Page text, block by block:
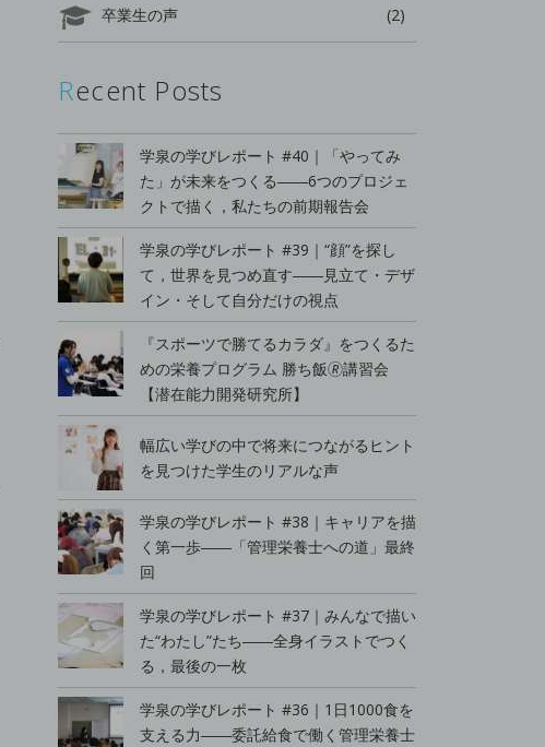
卒業生の声 (2)
Recent Posts
学泉の学びレポート #40｜「やってみ
た」が未来をつくる――6つのプロジェ
クトで描く，私たちの前期報告会
学泉の学びレポート #39｜“顔”を探し
て，世界を見つめ直す――見立て・デザ
イン・そして自分だけの視点
『スポーツで勝てるカラダ』をつくるた
めの栄養プログラム 勝ち飯🄬講習会
【潜在能力開発研究所】
幅広い学びの中で将来につながるヒント
を見つけた学生のリアルな声
学泉の学びレポート #38｜キャリアを描
く第一歩――「管理栄養士への道」最終
回
学泉の学びレポート #37｜みんなで描い
た“わたし”たち――全身イラストでつく
る，最後の一枚
学泉の学びレポート #36｜1日1000食を
支える力――委託給食で働く管理栄養士